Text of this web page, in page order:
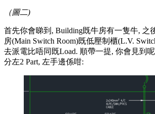
（圖二)
首先你會睇到, Building既牛房有一隻牛, 之
房(Main Switch Room)既低壓制櫃(L.V.
去派電比唔同既Load. 順帶一提, 你會見到呢
分左2 Part, 左手邊係咁: